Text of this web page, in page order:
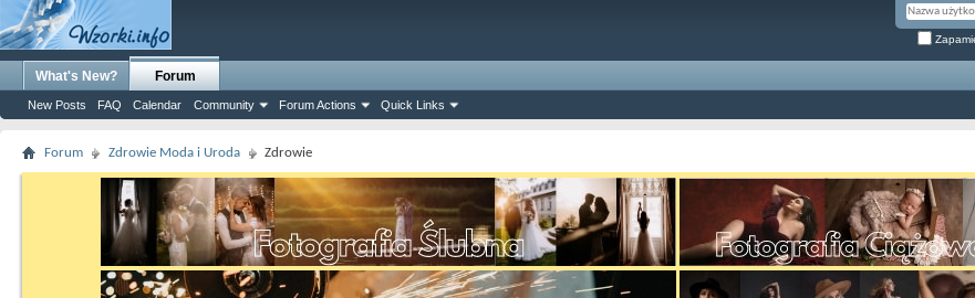
What's New? Forum
New Posts FAQ Calendar Community Forum Actions Quick Links
Forum Zdrowie Moda i Uroda Zdrowie